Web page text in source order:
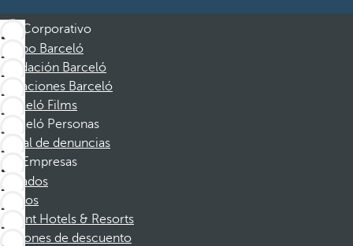
Corporativo
Grupo Barceló
Fundación Barceló
Vacaciones Barceló
Barceló Films
Barceló Personas
Canal de denuncias
Empresas
Afiliados
Socios
Dorint Hotels & Resorts
Cupones de descuento